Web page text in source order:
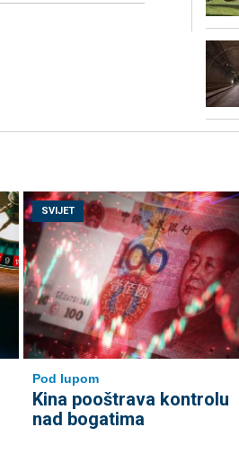
SVIJET
Pod lupom
Kina pooštrava kontrolu
nad bogatima